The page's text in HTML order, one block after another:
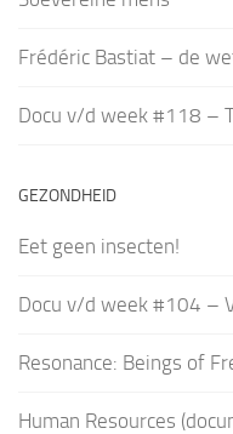
Frédéric Bastiat – de
Docu v/d week #118 –
GEZONDHEID
Eet geen insecten!
Docu v/d week #104 –
Resonance: Beings of
Human Resources